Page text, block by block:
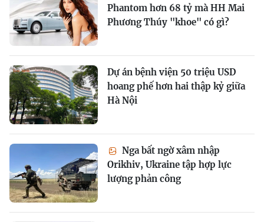
Phantom hơn 68 tỷ mà HH Mai
Phương Thúy "khoe" có gì?
Dự án bệnh viện 50 triệu USD
hoang phế hơn hai thập kỷ giữa
Hà Nội
Nga bất ngờ xâm nhập
Orikhiv, Ukraine tập hợp lực
lượng phản công